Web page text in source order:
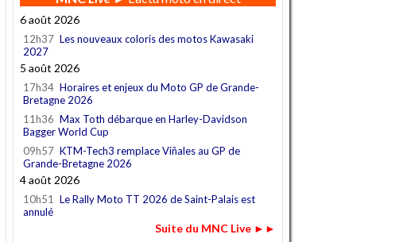
6 août 2026
12h37 Les nouveaux coloris des motos Kawasaki
2027
5 août 2026
17h34 Horaires et enjeux du Moto GP de Grande-
Bretagne 2026
11h36 Max Toth débarque en Harley-Davidson
Bagger World Cup
09h57 KTM-Tech3 remplace Viñales au GP de
Grande-Bretagne 2026
4 août 2026
10h51
Le Rally Moto TT 2026 de Saint-Palais est
annulé
Suite du MNC Live ►►